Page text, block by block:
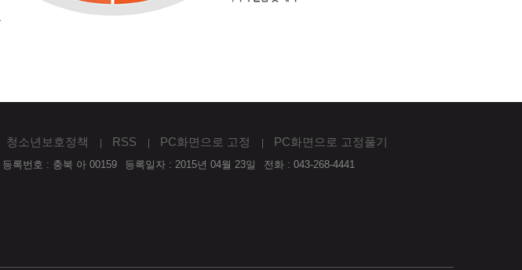
청소년보호정책 RSS PC화면으로 고정 PC화면으로 고정풀기
록번호 : 충북 아 00159 등록일자 : 2015년 04월 23일
전화 : 043-268-4441